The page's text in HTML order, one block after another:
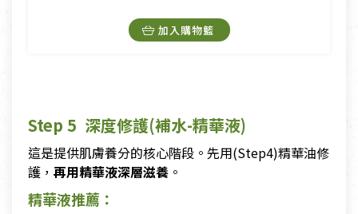
加入購物籃
Step 5 深度修護(補水-精華液)
這是提供肌膚養分的核心階段。先用(Step4)精華油修
護， 再用精華液深層滋養 。
精華液推薦：